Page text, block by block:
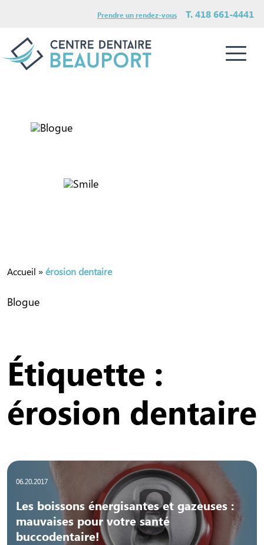
Prendre un rendez-vous T. 418 661-4441
Accueil »érosion dentaire
Blogue
Étiquette :
érosion dentaire
06.20.2017
Les boissons énergisantes et gazeuses :
mauvaises pour votre santé
buccodentaire!